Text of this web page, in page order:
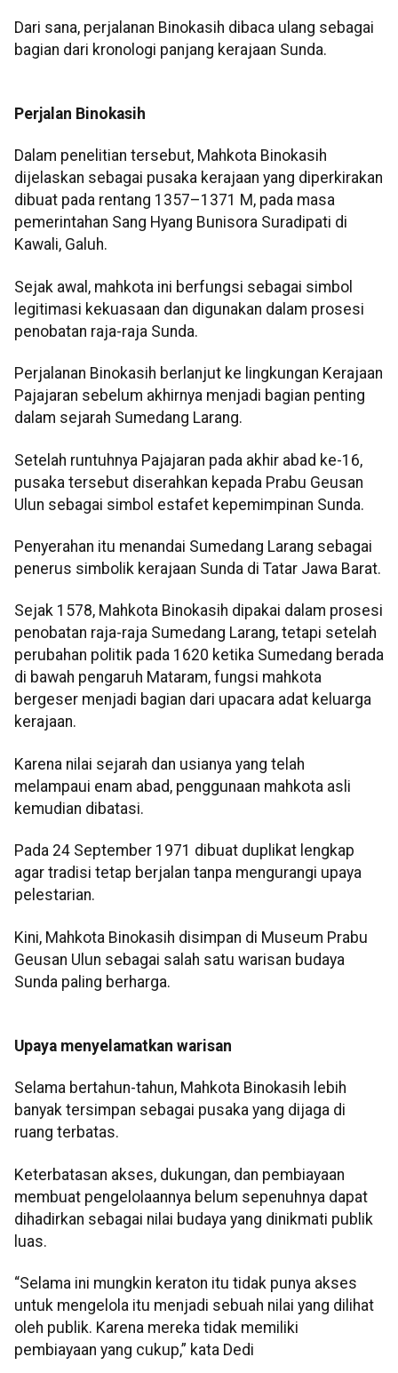
Dari sana, perjalanan Binokasih dibaca ulang sebagai
bagian dari kronologi panjang kerajaan Sunda.
Perjalan Binokasih
Dalam penelitian tersebut, Mahkota Binokasih
dijelaskan sebagai pusaka kerajaan yang diperkirakan
dibuat pada rentang 1357–1371 M, pada masa
pemerintahan Sang Hyang Bunisora Suradipati di
Kawali, Galuh.
Sejak awal, mahkota ini berfungsi sebagai simbol
legitimasi kekuasaan dan digunakan dalam prosesi
penobatan raja-raja Sunda.
Perjalanan Binokasih berlanjut ke lingkungan Kerajaan
Pajajaran sebelum akhirnya menjadi bagian penting
dalam sejarah Sumedang Larang.
Setelah runtuhnya Pajajaran pada akhir abad ke-16,
pusaka tersebut diserahkan kepada Prabu Geusan
Ulun sebagai simbol estafet kepemimpinan Sunda.
Penyerahan itu menandai Sumedang Larang sebagai
penerus simbolik kerajaan Sunda di Tatar Jawa Barat.
Sejak 1578, Mahkota Binokasih dipakai dalam prosesi
penobatan raja-raja Sumedang Larang, tetapi setelah
perubahan politik pada 1620 ketika Sumedang berada
di bawah pengaruh Mataram, fungsi mahkota
bergeser menjadi bagian dari upacara adat keluarga
kerajaan.
Karena nilai sejarah dan usianya yang telah
melampaui enam abad, penggunaan mahkota asli
kemudian dibatasi.
Pada 24 September 1971 dibuat duplikat lengkap
agar tradisi tetap berjalan tanpa mengurangi upaya
pelestarian.
Kini, Mahkota Binokasih disimpan di Museum Prabu
Geusan Ulun sebagai salah satu warisan budaya
Sunda paling berharga.
Upaya menyelamatkan warisan
Selama bertahun-tahun, Mahkota Binokasih lebih
banyak tersimpan sebagai pusaka yang dijaga di
ruang terbatas.
Keterbatasan akses, dukungan, dan pembiayaan
membuat pengelolaannya belum sepenuhnya dapat
dihadirkan sebagai nilai budaya yang dinikmati publik
luas.
“Selama ini mungkin keraton itu tidak punya akses
untuk mengelola itu menjadi sebuah nilai yang dilihat
oleh publik. Karena mereka tidak memiliki
pembiayaan yang cukup,” kata Dedi